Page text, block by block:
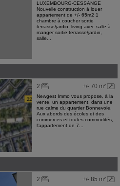
LUXEMBOURG-CESSANGE
Nouvelle construction à louer
appartement de +/- 65m2 1
chambre à coucher sortie
terrasse/jardin, living avec salle à
manger sortie terrasse/jardin,
salle...
+/- 70 m²
2
Newgest Immo vous propose, à la
vente, un appartement, dans une
rue calme du quartier Bonnevoie.
Aux abords des écoles et des
commerces et toutes commodités,
l'appartement de 7...
+/- 85 m²
2